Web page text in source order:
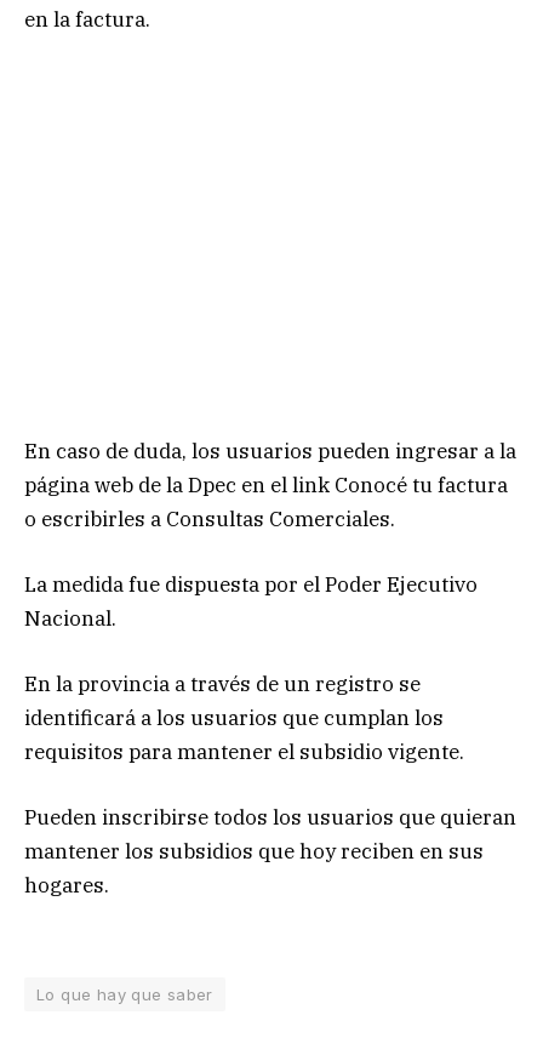
en la factura.
En caso de duda, los usuarios pueden ingresar a la
página web de la Dpec en el link Conocé tu factura
o escribirles a Consultas Comerciales.
La medida fue dispuesta por el Poder Ejecutivo
Nacional.
En la provincia a través de un registro se
identificará a los usuarios que cumplan los
requisitos para mantener el subsidio vigente.
Pueden inscribirse todos los usuarios que quieran
mantener los subsidios que hoy reciben en sus
hogares.
Lo que hay que saber